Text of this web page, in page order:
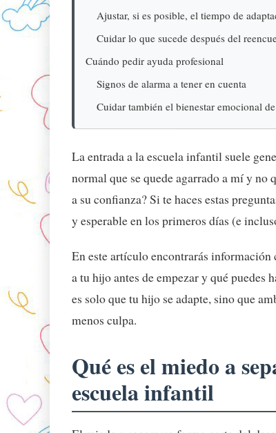
Ajustar, si es posible, el tiempo de
Cuidar lo que sucede después del
Cuándo pedir ayuda profesional
Signos de alarma a tener en cuenta
Cuidar también el bienestar emocional
La entrada a la escuela infantil suele
normal que se quede agarrado a mí y no
a su confianza? Si te haces estas
y esperable en los primeros días (e
En este artículo encontrarás información
a tu hijo antes de empezar y qué
es solo que tu hijo se adapte, sino que
menos culpa.
Qué es el miedo a
escuela infantil